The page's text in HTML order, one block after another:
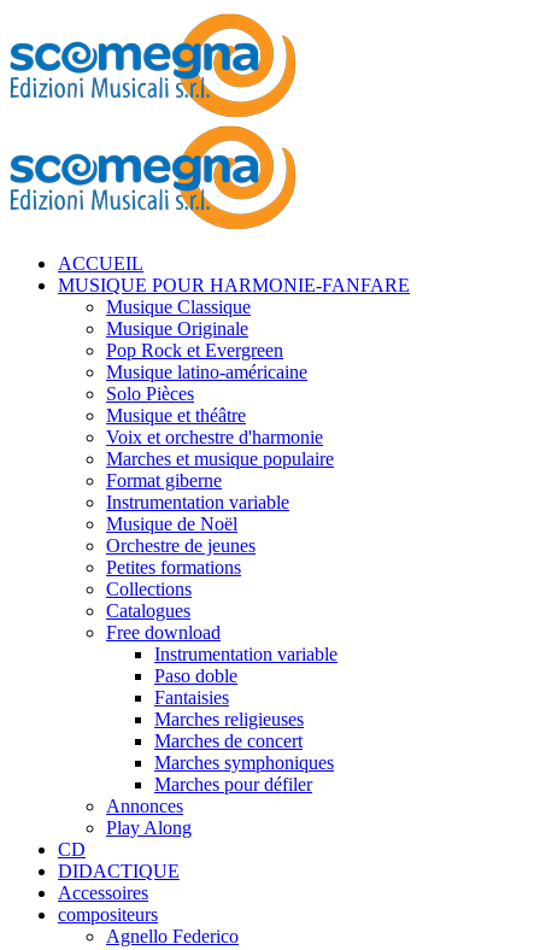
ACCUEIL
MUSIQUE POUR HARMONIE-FANFARE
Musique Classique
Musique Originale
Pop Rock et Evergreen
Musique latino-américaine
Solo Pièces
Musique et théâtre
Voix et orchestre d'harmonie
Marches et musique populaire
Format giberne
Instrumentation variable
Musique de Noël
Orchestre de jeunes
Petites formations
Collections
Catalogues
Free download
Instrumentation variable
Paso doble
Fantaisies
Marches religieuses
Marches de concert
Marches symphoniques
Marches pour défiler
Annonces
Play Along
CD
DIDACTIQUE
Accessoires
compositeurs
Agnello Federico